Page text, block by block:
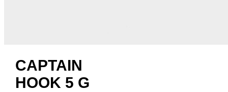
CAPTAIN
HOOK 5 G